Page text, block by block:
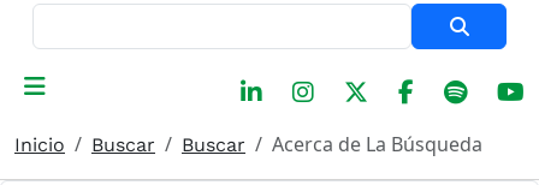
Inicio Buscar Buscar Acerca de La Búsqueda